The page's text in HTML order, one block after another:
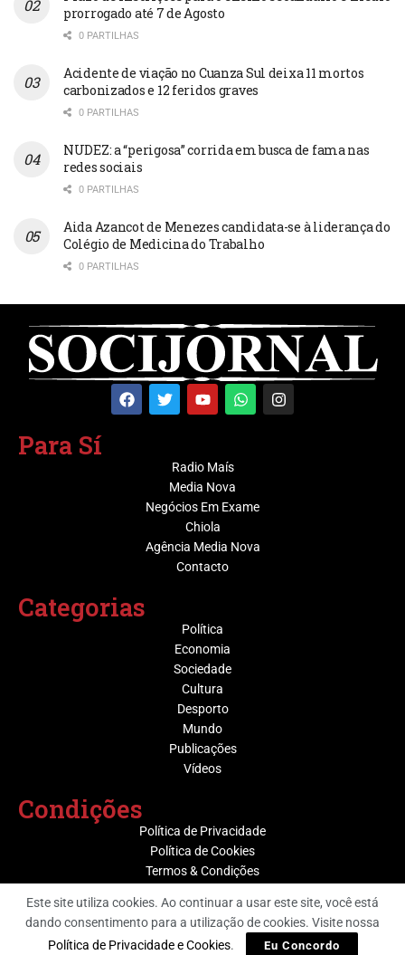
prorrogado até 7 de Agosto
0 PARTILHAS
Acidente de viação no Cuanza Sul deixa 11 mortos
carbonizados e 12 feridos graves
0 PARTILHAS
NUDEZ: a “perigosa” corrida em busca de fama nas
redes sociais
0 PARTILHAS
Aida Azancot de Menezes candidata-se à liderança do
Colégio de Medicina do Trabalho
0 PARTILHAS
Para Sí
Radio Maís
Media Nova
Negócios Em Exame
Chiola
Agência Media Nova
Contacto
Categorias
Política
Economia
Sociedade
Cultura
Desporto
Mundo
Publicações
Vídeos
Condições
Política de Privacidade
Política de Cookies
Termos & Condições
@ Grupo Media Nova | Socijornal
Este site utiliza cookies. Ao continuar a usar este site, você está
dando consentimento para a utilização de cookies. Visite nossa
Política de Privacidade e Cookies. Eu Concordo